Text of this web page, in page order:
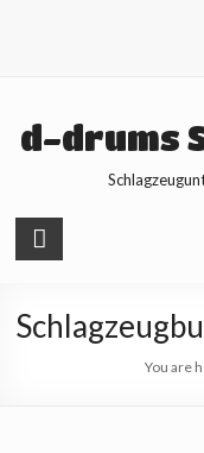
d-drums
You are